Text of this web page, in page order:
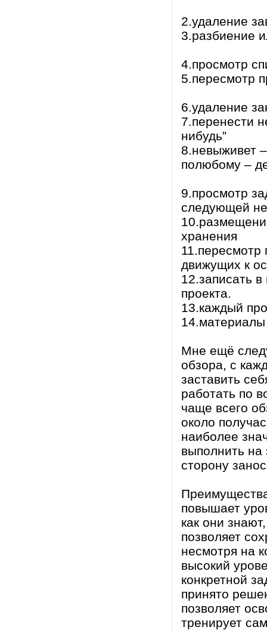
2.удаление
3.разбиение
4.просмотр
5.пересмотр
6.удаление
7.перенести
нибудь”
8.невыживет
полюбому –
9.просмотр
следующей
хранения
11.пересмотр
движущих к
12.записать
проекта.
13.каждый
14.материалы
Мне ещё
обзора, с
заставить
работать по
чаще всего
около
наиболее
выполнить на
сторону
повышает
как они
позволяет
несмотря на
высокий
конкретной
принято
позволяет
тренирует